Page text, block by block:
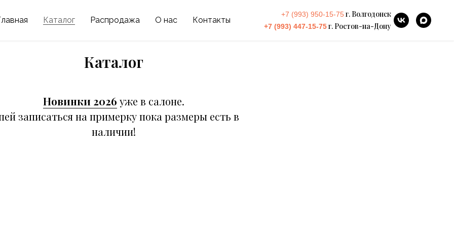
Каталог Распродажа О нас Контакты
+7 (993) 950-15-75г. Волгодонск
+7 (993) 447-15-75г. Ростов-на-Дону
Каталог
Новинки 2026 уже в салоне.
записаться на примерку пока размеры есть в
наличии!